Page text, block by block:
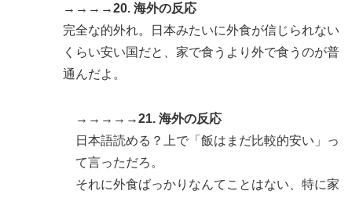
→→→→20. 海外の反応
完全な的外れ。日本みたいに外食が信じられない
くらい安い国だと、家で食うより外で食うのが普
通んだよ。
→→→→→21. 海外の反応
日本語読める？上で「飯はまだ比較的安い」っ
て言っただろ。
それに外食ばっかりなんてことはない、特に家